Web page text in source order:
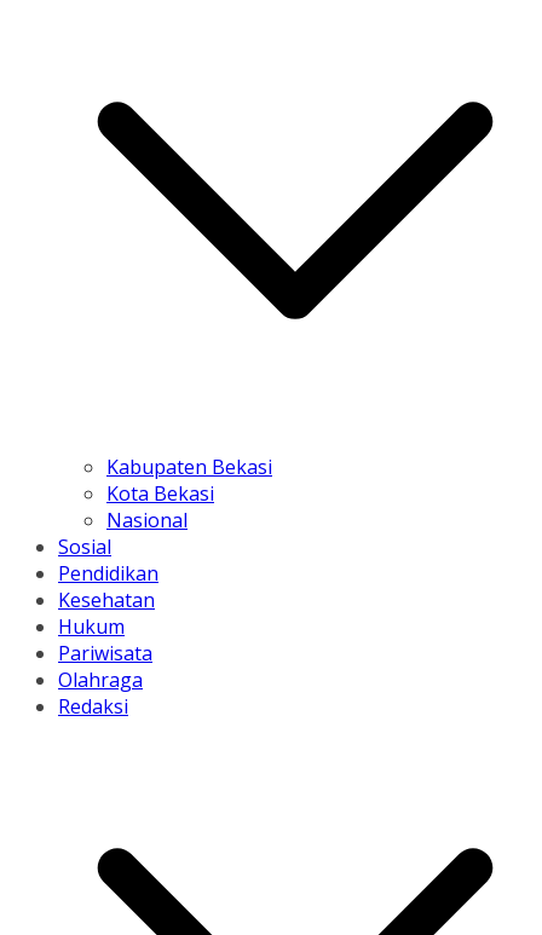
Kabupaten Bekasi
Kota Bekasi
Nasional
Sosial
Pendidikan
Kesehatan
Hukum
Pariwisata
Olahraga
Redaksi